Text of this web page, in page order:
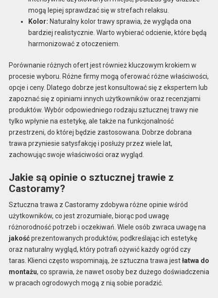
mogą lepiej sprawdzać się w strefach relaksu.
Kolor: Naturalny kolor trawy sprawia, że wygląda ona
bardziej realistycznie. Warto wybierać odcienie, które będą
harmonizować z otoczeniem.
Porównanie różnych ofert jest również kluczowym krokiem w
procesie wyboru. Różne firmy mogą oferować różne właściwości,
opcje i ceny. Dlatego dobrze jest konsultować się z ekspertem lub
zapoznać się z opiniami innych użytkowników oraz recenzjami
produktów. Wybór odpowiedniego rodzaju sztucznej trawy nie
tylko wpłynie na estetykę, ale także na funkcjonalność
przestrzeni, do której będzie zastosowana. Dobrze dobrana
trawa przyniesie satysfakcję i posłuży przez wiele lat,
zachowując swoje właściwości oraz wygląd.
Jakie są opinie o sztucznej trawie z
Castoramy?
Sztuczna trawa z Castoramy zdobywa różne opinie wśród
użytkowników, co jest zrozumiałe, biorąc pod uwagę
różnorodność potrzeb i oczekiwań. Wiele osób zwraca uwagę na
jakośćprezentowanych produktów, podkreślając ich estetykę
oraz naturalny wygląd, który potrafi ożywić każdy ogród czy
taras. Klienci często wspominają, że sztuczna trawa jestłatwa do
montażu, co sprawia, że nawet osoby bez dużego doświadczenia
w pracach ogrodowych mogą z nią sobie poradzić.